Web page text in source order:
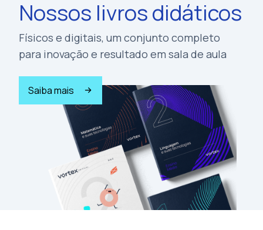
Nossos livros didáticos
Físicos e digitais, um conjunto completo
para inovação e resultado em sala de aula
Saiba mais